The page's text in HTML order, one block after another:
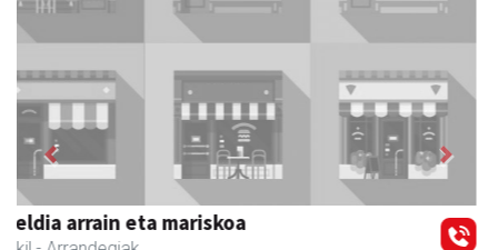
Zizurkilgo Udala
Zizurkil - Udaletxeak
Previous